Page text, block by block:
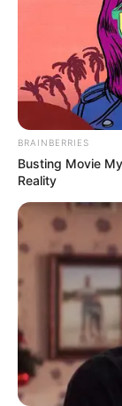
BRAINBERRIES
Busting Movie
Reality